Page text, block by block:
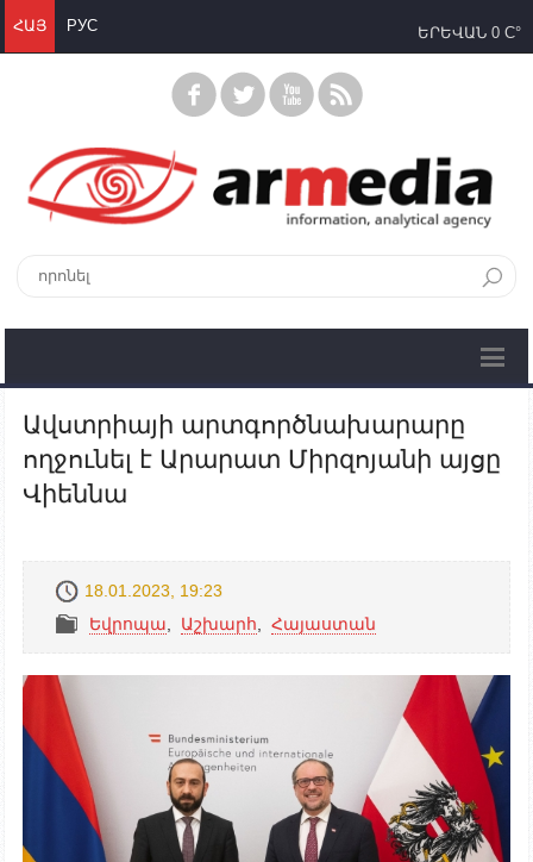
ՀԱՅ РУС ԵՐԵՎԱՆ 0 C°
Ավստրիայի արտգործնախարարը
ողջունել է Արարատ Միրզոյանի այցը
Վիեննա
18.01.2023, 19:23
Եվրոպա
Աշխարհ Հայաստան